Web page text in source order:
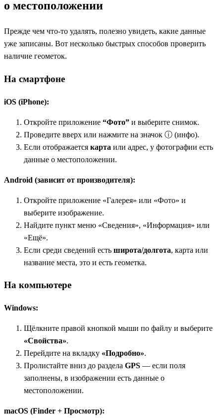
о местоположении
Прежде чем что‑то удалять, полезно увидеть, какие данные
уже записаны. Вот несколько быстрых способов проверить
наличие геометок.
На смартфоне
iOS (iPhone):
Откройте приложение “Фото” и выберите снимок.
Проведите вверх или нажмите на значок ⓘ (инфо).
Если отображается карта или адрес, у фотографии есть
данные о местоположении.
Android (зависит от производителя):
Откройте приложение «Галерея» или «Фото» и
выберите изображение.
Найдите пункт меню «Сведения», «Информация» или
«Ещё».
Если среди сведений есть широта/долгота, карта или
название места, это и есть геометка.
На компьютере
Windows:
Щёлкните правой кнопкой мыши по файлу и выберите
«Свойства».
Перейдите на вкладку «Подробно».
Пролистайте вниз до раздела GPS — если поля
заполнены, в изображении есть данные о
местоположении.
macOS (Finder + Просмотр):